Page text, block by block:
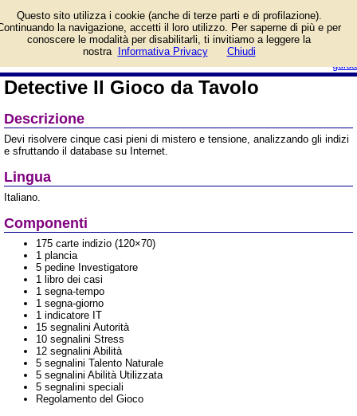
guida
Il Gioco da Tavolo e
prezzo di vendita.
Prodotto da Pendragon Games
Detective Il Gioco da Tavolo
Descrizione
Devi risolvere cinque casi pieni di mistero e tensione, analizzando gli indizi
e sfruttando il database su Internet.
Lingua
Italiano.
Componenti
175 carte indizio (120×70)
1 plancia
5 pedine Investigatore
1 libro dei casi
1 segna-tempo
1 segna-giorno
1 indicatore IT
15 segnalini Autorità
10 segnalini Stress
12 segnalini Abilità
5 segnalini Talento Naturale
5 segnalini Abilità Utilizzata
5 segnalini speciali
Regolamento del Gioco
Questo sito utilizza i cookie (anche di terze parti e di profilazione).
la navigazione, accetti il loro utilizzo. Per saperne di più e per
conoscere le modalità per disabilitarli, ti invitiamo a leggere la
nostra
Informativa Privacy Chiudi